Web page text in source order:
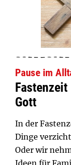
Pause im
Gott
In der
Dinge
Oder wir
Ideen für